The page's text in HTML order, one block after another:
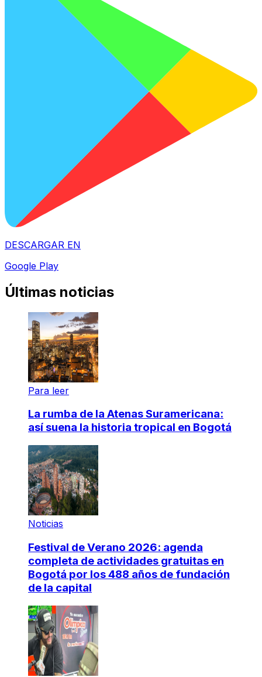
DESCARGAR EN
Google Play
Últimas noticias
Para leer
La rumba de la Atenas Suramericana:
así suena la historia tropical en Bogotá
Noticias
Festival de Verano 2026: agenda
completa de actividades gratuitas en
Bogotá por los 488 años de fundación
de la capital